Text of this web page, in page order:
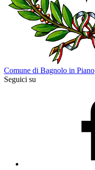
Comune di Bagnolo in Piano
Seguici su